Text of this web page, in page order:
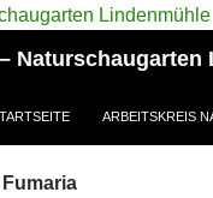
Naturschaugarten
ARBEITSKREIS